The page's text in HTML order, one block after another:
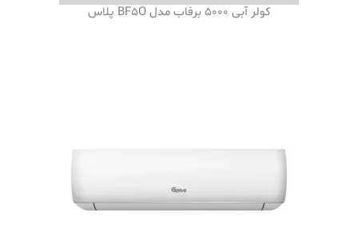
کولر آبی 5000 برفاب مدل BF5O پلاس